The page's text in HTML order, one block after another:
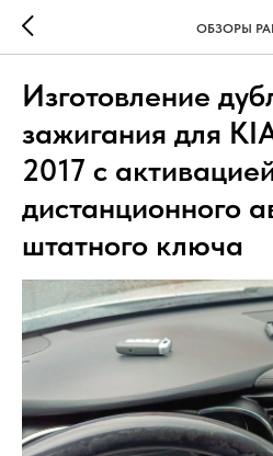
ОБЗОРЫ
Изготовление
зажигания для
2017 с
дистанционного
штатного ключа